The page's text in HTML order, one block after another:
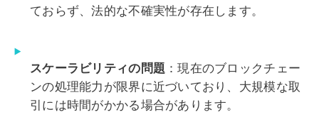
ておらず、法的な不確実性が存在します。
スケーラビリティの問題 ：現在のブロックチェー
ンの処理能力が限界に近づいており、大規模な取
引には時間がかかる場合があります。